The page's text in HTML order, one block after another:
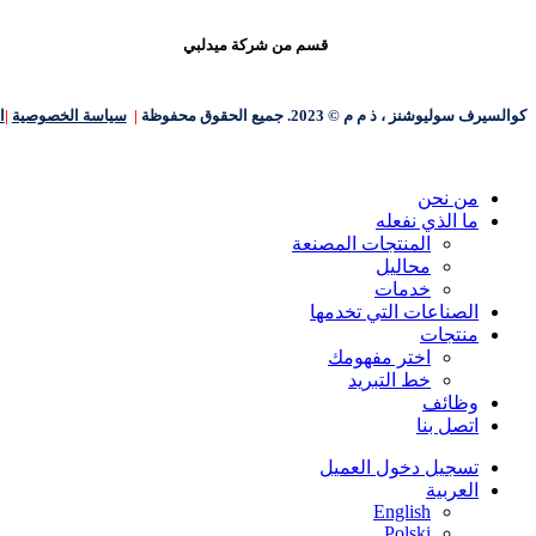
قسم من شركة ميدلبي
كوالسيرف سوليوشنز ، ذ م م © 2023. جميع الحقوق محفوظة | سياسة الخصوصية |
إغلاق
القائمة
من نحن
ما الذي نفعله
المنتجات المصنعة
محاليل
خدمات
الصناعات التي تخدمها
منتجات
اختر مفهومك
خط التبريد
وظائف
اتصل بنا
تسجيل دخول العميل
العربية‏
English